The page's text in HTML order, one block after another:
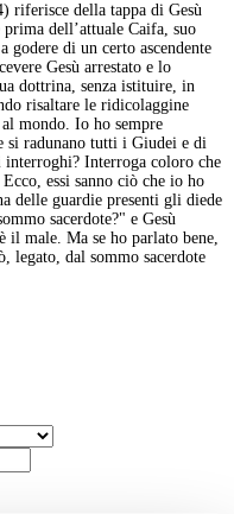
riferisce della tappa di Gesù
prima dell’attuale Caifa, suo
godere di un certo ascendente
Gesù arrestato e lo
dottrina, senza istituire, in
risaltare le ridicolaggine
mondo. Io ho sempre
si radunano tutti i Giudei e di
interroghi? Interroga coloro che
essi sanno ciò che io ho
delle guardie presenti gli diede
sacerdote?" e Gesù
il male. Ma se ho parlato bene,
legato, dal sommo sacerdote